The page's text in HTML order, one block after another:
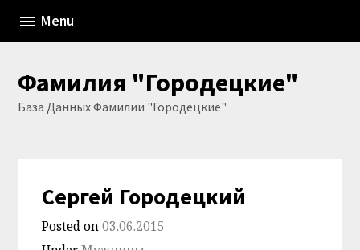
content
Menu
Фамилия "Городецкие"
База Данных Фамилии "Городецкие"
Сергей Городецкий
Posted on03.06.2015